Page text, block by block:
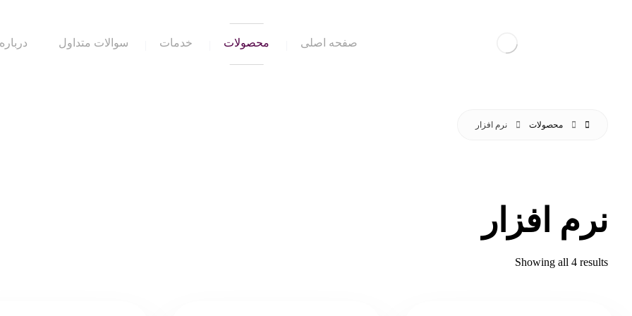
صفحه اصلی محصولات خدمات سوالات متداول
محصولات نرم افزار
نرم افزار
Showing all 4 results